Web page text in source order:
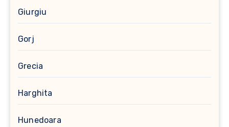
Giurgiu
Gorj
Grecia
Harghita
Hunedoara